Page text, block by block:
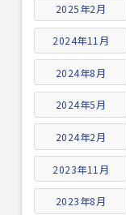
2025年2月
2024年11月
2024年8月
2024年5月
2024年2月
2023年11月
2023年8月